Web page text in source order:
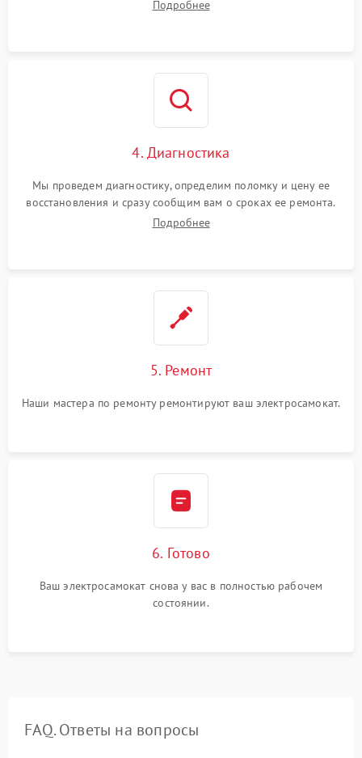
Подробнее
4. Диагностика
Мы проведем диагностику, определим поломку и цену ее
восстановления и сразу сообщим вам о сроках ее ремонта.
Подробнее
5. Ремонт
Наши мастера по ремонту ремонтируют ваш электросамокат.
6. Готово
Ваш электросамокат снова у вас в полностью рабочем
состоянии.
FAQ. Ответы на вопросы